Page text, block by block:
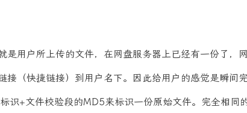
是用户所上传的文件，在网盘服务器上已经有一份了，
接（快捷链接）到用户名下。因此给用户的感觉是瞬间
识+文件校验段的MD5来标识一份原始文件。完全相同